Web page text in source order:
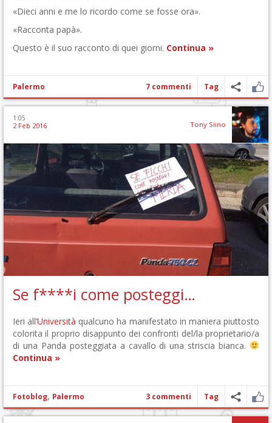
«Dieci anni e me lo ricordo come se fosse ora».
«Racconta papà».
Questo è il suo racconto di quei giorni. Continua »
Palermo 7 commenti Tag
1:05
2 Feb 2016 Tony Siino
Se f****i come posteggi…
Ieri all’Università qualcuno ha manifestato in maniera piuttosto
colorita il proprio disappunto dei confronti del/la proprietario/a
di una Panda posteggiata a cavallo di una striscia bianca.
Continua »
Fotoblog, Palermo 3 commenti Tag